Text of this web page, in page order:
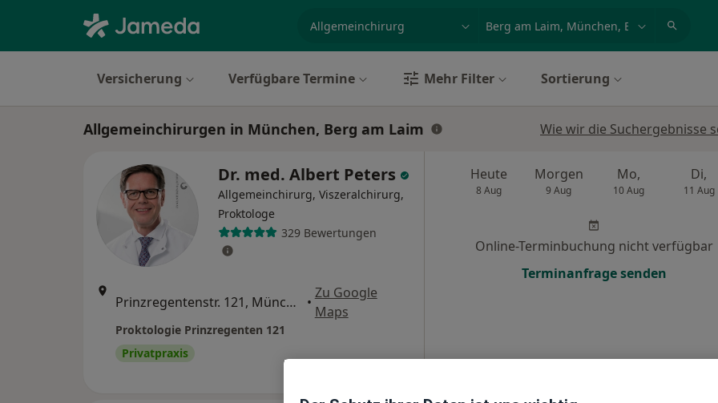
Versicherung Verfügbare Termine Mehr Filter Sortierung
Allgemeinchirurgen in München, Berg am Laim Wie wir die Suchergebnisse
Dr. med. Albert Peters
Allgemeinchirurg, Viszeralchirurg,
Proktologe
329 Bewertungen
Prinzregentenstr. 121, München •
Zu Google
Maps
Proktologie Prinzregenten 121
Privatpraxis
Heute
8 Aug
Morgen
9 Aug
Mo,
10 Aug
Di,
11 Aug
Online-Terminbuchung nicht verfügbar
Terminanfrage senden